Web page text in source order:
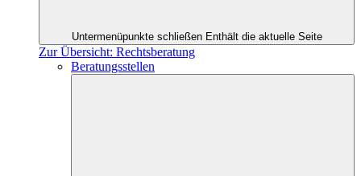
Untermenüpunkte schließen Enthält die aktuelle Seite
Zur Übersicht: Rechtsberatung
Beratungsstellen